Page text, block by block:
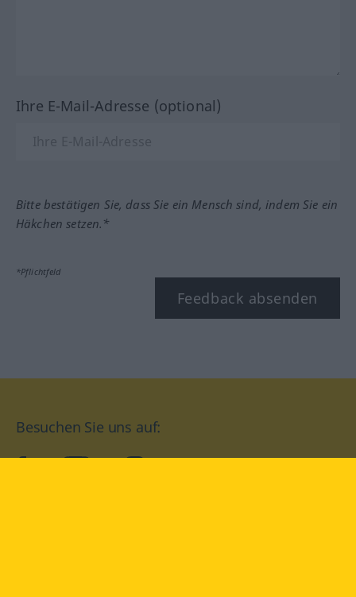
Ihre E-Mail-Adresse (optional)
Bitte bestätigen Sie, dass Sie ein Mensch sind, indem Sie ein
Häkchen setzen.*
*Pflichtfeld
Feedback absenden
Besuchen Sie uns auf: